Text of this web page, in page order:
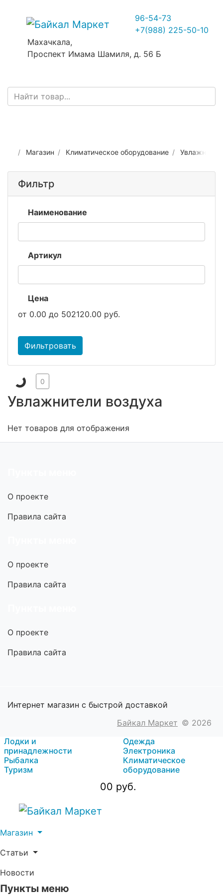
96-54-73
+7(988) 225-50-10
Махачкала,
Проспект Имама Шамиля, д. 56 Б
Магазин Климатическое оборудование
Фильтр
Наименование
Артикул
Цена
от 0.00 до 502120.00 руб.
Фильтровать
Увлажнители воздуха
0
Нет товаров для отображения
О проекте
Правила сайта
О проекте
Правила сайта
О проекте
Правила сайта
Интернет магазин с быстрой доставкой
Байкал Маркет © 2026
Лодки и
принадлежности
Рыбалка
Туризм
Одежда
Электроника
Климатическое
оборудование
00 руб.
Магазин
Статьи
Новости
Пункты меню